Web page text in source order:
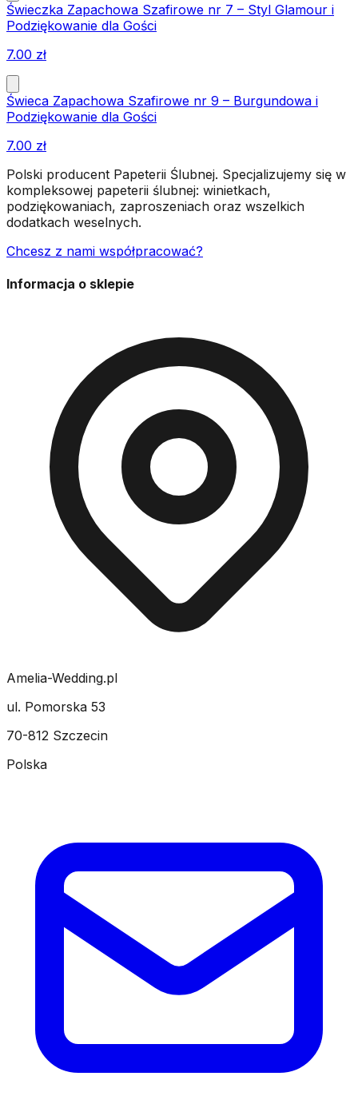
Świeczka Zapachowa Szafirowe nr 7 – Styl Glamour i
Podziękowanie dla Gości
7.00 zł
Świeca Zapachowa Szafirowe nr 9 – Burgundowa i
Podziękowanie dla Gości
7.00 zł
Polski producent Papeterii Ślubnej. Specjalizujemy się w
kompleksowej papeterii ślubnej: winietkach,
podziękowaniach, zaproszeniach oraz wszelkich
dodatkach weselnych.
Chcesz z nami współpracować?
Informacja o sklepie
Amelia-Wedding.pl
ul. Pomorska 53
70-812 Szczecin
Polska